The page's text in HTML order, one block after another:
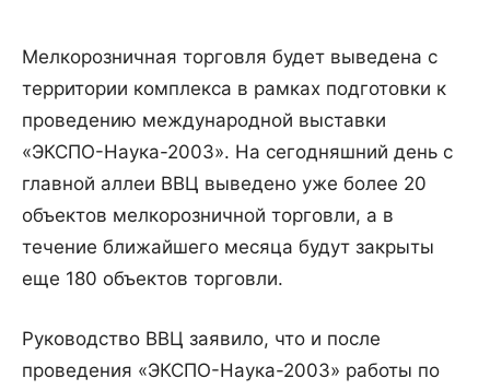
Мелкорозничная торговля будет выведена с
территории комплекса в рамках подготовки к
проведению международной выставки
«ЭКСПО-Наука-2003». На сегодняшний день с
главной аллеи ВВЦ выведено уже более 20
объектов мелкорозничной торговли, а в
течение ближайшего месяца будут закрыты
еще 180 объектов торговли.
Руководство ВВЦ заявило, что и после
проведения «ЭКСПО-Наука-2003» работы по